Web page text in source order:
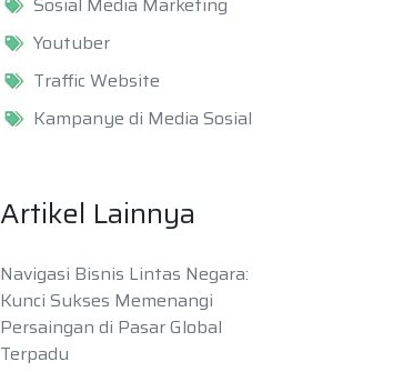
Youtuber
Traffic Website
Kampanye di Media Sosial
Artikel Lainnya
Navigasi Bisnis Lintas Negara:
Kunci Sukses Memenangi
Persaingan di Pasar Global
Terpadu